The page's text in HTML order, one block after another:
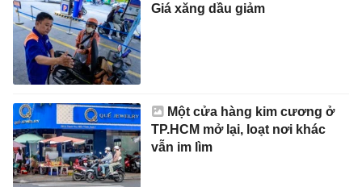
Giá xăng dầu giảm
Một cửa hàng kim cương ở
TP.HCM mở lại, loạt nơi khác
vẫn im lìm